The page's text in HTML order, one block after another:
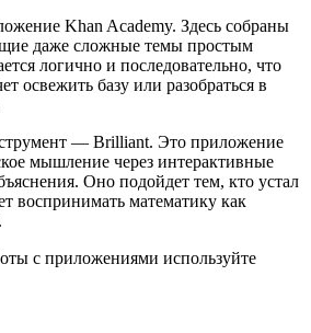
Khan Academy. Здесь собраны
даже сложные темы простым
логично и последовательно, что
освежить базу или разобраться в
— Brilliant. Это приложение
мышление через интерактивные
Оно подойдет тем, кто устал
воспринимать математику как
с приложениями используйте